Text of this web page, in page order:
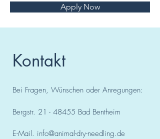
Apply Now
Kontakt
Bei Fragen, Wünschen oder Anregungen:
Bergstr. 21 - 48455 Bad Bentheim
E-Mail. info@animal-dry-needling.de